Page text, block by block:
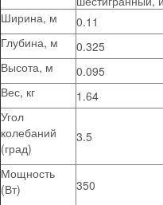
Ширина, м
0.11
Глубина, м
0.325
Высота, м
0.095
Вес, кг
1.64
Угол
колебаний
(град)
3.5
Мощность
(Вт)
350